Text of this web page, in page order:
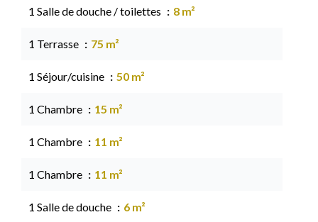
1 Salle de douche / toilettes 8 m²
1 Terrasse 75 m²
1 Séjour/cuisine 50 m²
1 Chambre 15 m²
1 Chambre 11 m²
1 Chambre 11 m²
1 Salle de douche 6 m²